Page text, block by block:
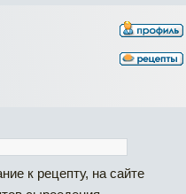
к рецепту, на сайте